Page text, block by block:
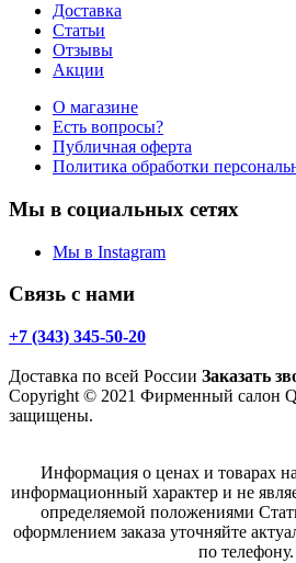
Доставка
Статьи
Отзывы
Акции
О магазине
Есть вопросы?
Публичная оферта
Политика обработки
Мы в социальных сетях
Мы в Instagram
Связь с нами
+7 (343) 345-50-20
Доставка по всей России Заказать
Copyright © 2021 Фирменный салон
защищены.
Информация о ценах и товарах
информационный характер и не
определяемой положениями
оформлением заказа уточняйте
по телефону.